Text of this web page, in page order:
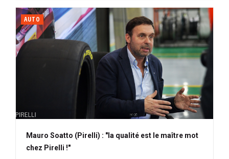
AUTO
Mauro Soatto (Pirelli) : "la qualité est le maître mot
chez Pirelli !"